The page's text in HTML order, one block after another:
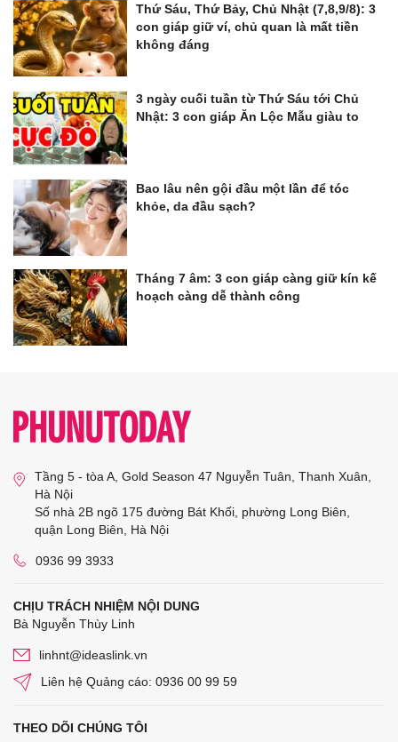
Thứ Sáu, Thứ Bảy, Chủ Nhật (7,8,9/8): 3
con giáp giữ ví, chủ quan là mất tiền
không đáng
3 ngày cuối tuần từ Thứ Sáu tới Chủ
Nhật: 3 con giáp Ăn Lộc Mẫu giàu to
Bao lâu nên gội đầu một lần để tóc
khỏe, da đầu sạch?
Tháng 7 âm: 3 con giáp càng giữ kín kế
hoạch càng dễ thành công
Tầng 5 - tòa A, Gold Season 47 Nguyễn Tuân, Thanh Xuân,
Hà Nội
Số nhà 2B ngõ 175 đường Bát Khối, phường Long Biên,
quận Long Biên, Hà Nội
0936 99 3933
CHỊU TRÁCH NHIỆM NỘI DUNG
Bà Nguyễn Thùy Linh
linhnt@ideaslink.vn
Liên hệ Quảng cáo: 0936 00 99 59
THEO DÕI CHÚNG TÔI